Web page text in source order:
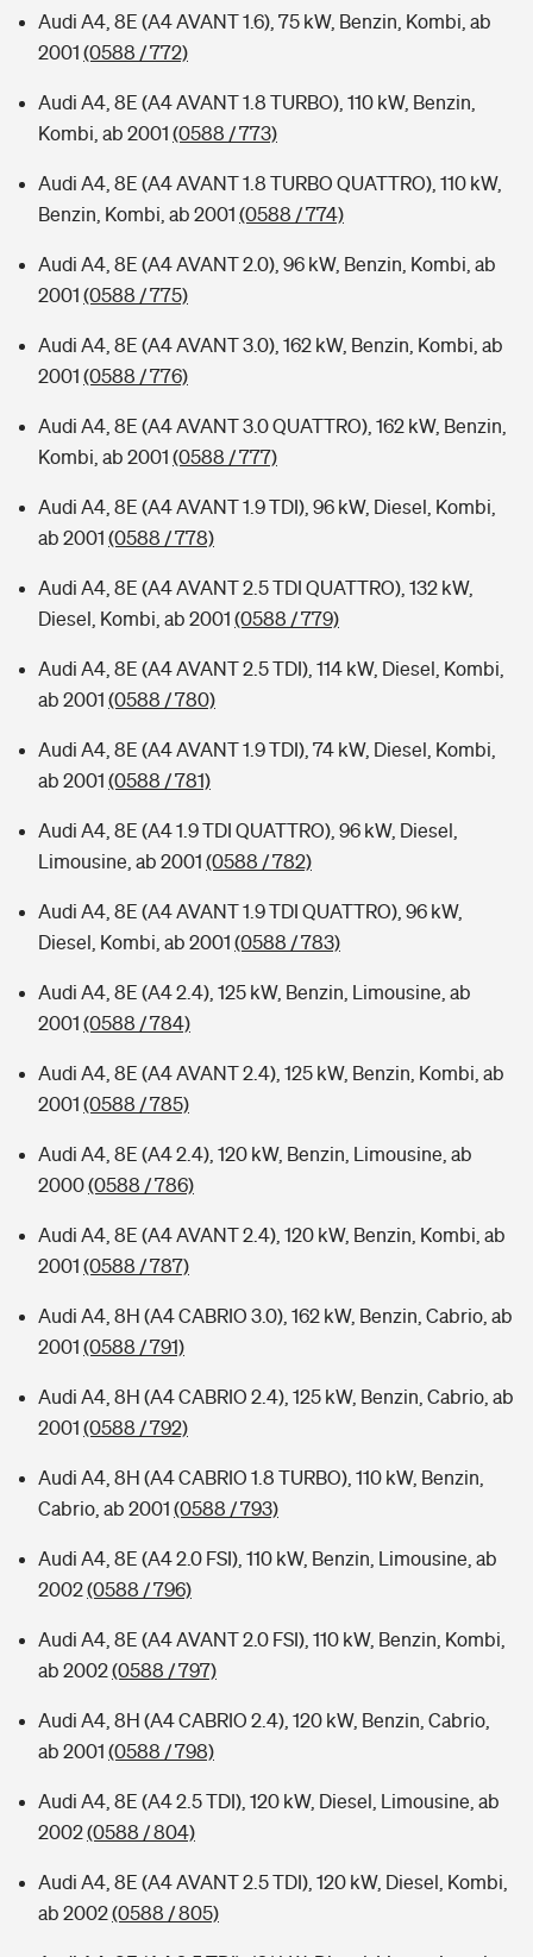
Audi A4, 8E (A4 AVANT 1.6), 75 kW, Benzin, Kombi, ab
2001 (0588 / 772)
Audi A4, 8E (A4 AVANT 1.8 TURBO), 110 kW, Benzin,
Kombi, ab 2001 (0588 / 773)
Audi A4, 8E (A4 AVANT 1.8 TURBO QUATTRO), 110 kW,
Benzin, Kombi, ab 2001 (0588 / 774)
Audi A4, 8E (A4 AVANT 2.0), 96 kW, Benzin, Kombi, ab
2001 (0588 / 775)
Audi A4, 8E (A4 AVANT 3.0), 162 kW, Benzin, Kombi, ab
2001 (0588 / 776)
Audi A4, 8E (A4 AVANT 3.0 QUATTRO), 162 kW, Benzin,
Kombi, ab 2001 (0588 / 777)
Audi A4, 8E (A4 AVANT 1.9 TDI), 96 kW, Diesel, Kombi,
ab 2001 (0588 / 778)
Audi A4, 8E (A4 AVANT 2.5 TDI QUATTRO), 132 kW,
Diesel, Kombi, ab 2001 (0588 / 779)
Audi A4, 8E (A4 AVANT 2.5 TDI), 114 kW, Diesel, Kombi,
ab 2001 (0588 / 780)
Audi A4, 8E (A4 AVANT 1.9 TDI), 74 kW, Diesel, Kombi,
ab 2001 (0588 / 781)
Audi A4, 8E (A4 1.9 TDI QUATTRO), 96 kW, Diesel,
Limousine, ab 2001 (0588 / 782)
Audi A4, 8E (A4 AVANT 1.9 TDI QUATTRO), 96 kW,
Diesel, Kombi, ab 2001 (0588 / 783)
Audi A4, 8E (A4 2.4), 125 kW, Benzin, Limousine, ab
2001 (0588 / 784)
Audi A4, 8E (A4 AVANT 2.4), 125 kW, Benzin, Kombi, ab
2001 (0588 / 785)
Audi A4, 8E (A4 2.4), 120 kW, Benzin, Limousine, ab
2000(0588 / 786)
Audi A4, 8E (A4 AVANT 2.4), 120 kW, Benzin, Kombi, ab
2001 (0588 / 787)
Audi A4, 8H (A4 CABRIO 3.0), 162 kW, Benzin, Cabrio, ab
2001 (0588 / 791)
Audi A4, 8H (A4 CABRIO 2.4), 125 kW, Benzin, Cabrio, ab
2001 (0588 / 792)
Audi A4, 8H (A4 CABRIO 1.8 TURBO), 110 kW, Benzin,
Cabrio, ab 2001 (0588 / 793)
Audi A4, 8E (A4 2.0 FSI), 110 kW, Benzin, Limousine, ab
2002(0588 / 796)
Audi A4, 8E (A4 AVANT 2.0 FSI), 110 kW, Benzin, Kombi,
ab 2002(0588 / 797)
Audi A4, 8H (A4 CABRIO 2.4), 120 kW, Benzin, Cabrio,
ab 2001 (0588 / 798)
Audi A4, 8E (A4 2.5 TDI), 120 kW, Diesel, Limousine, ab
2002(0588 / 804)
Audi A4, 8E (A4 AVANT 2.5 TDI), 120 kW, Diesel, Kombi,
ab 2002(0588 / 805)